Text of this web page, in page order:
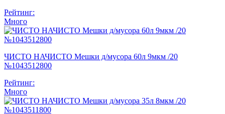
Рейтинг:
Много
ЧИСТО НАЧИСТО Мешки д/мусора 60л 9мкм /20
№1043512800
Рейтинг:
Много